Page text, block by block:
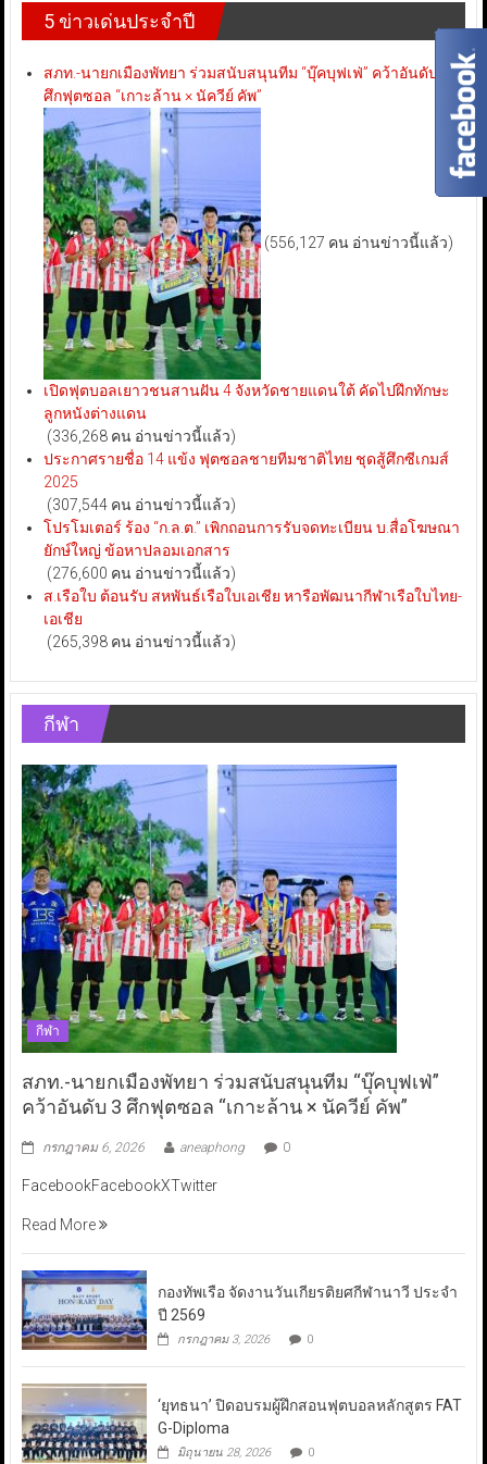
5 ข่าวเด่นประจำปี
สภท.-นายกเมืองพัทยา ร่วมสนับสนุนทีม “บุ๊คบุฟเฟ่” คว้าอันดับ 3
ศึกฟุตซอล “เกาะล้าน × นัควีย์ คัพ”
(556,127 คน อ่านข่าวนี้แล้ว)
เปิดฟุตบอลเยาวชนสานฝัน 4 จังหวัดชายแดนใต้ คัดไปฝึกทักษะ
ลูกหนังต่างแดน
(336,268 คน อ่านข่าวนี้แล้ว)
ประกาศรายชื่อ 14 แข้ง ฟุตซอลชายทีมชาติไทย ชุดสู้ศึกซีเกมส์
2025
(307,544 คน อ่านข่าวนี้แล้ว)
โปรโมเตอร์ ร้อง “ก.ล.ต.” เพิกถอนการรับจดทะเบียน บ.สื่อโฆษณา
ยักษ์ใหญ่ ข้อหาปลอมเอกสาร
(276,600 คน อ่านข่าวนี้แล้ว)
ส.เรือใบ ต้อนรับ สหพันธ์เรือใบเอเชีย หารือพัฒนากีฬาเรือใบไทย-
เอเชีย
(265,398 คน อ่านข่าวนี้แล้ว)
กีฬา
กีฬา
สภท.-นายกเมืองพัทยา ร่วมสนับสนุนทีม “บุ๊คบุฟเฟ่”
คว้าอันดับ 3 ศึกฟุตซอล “เกาะล้าน × นัควีย์ คัพ”
กรกฎาคม 6, 2026 aneaphong 0
FacebookFacebookXTwitter
Read More
กองทัพเรือ จัดงานวันเกียรติยศกีฬานาวี ประจำ
ปี 2569
กรกฎาคม 3, 2026 0
‘ยุทธนา’ ปิดอบรมผู้ฝึกสอนฟุตบอลหลักสูตร FAT
G-Diploma
มิถุนายน 28, 2026 0